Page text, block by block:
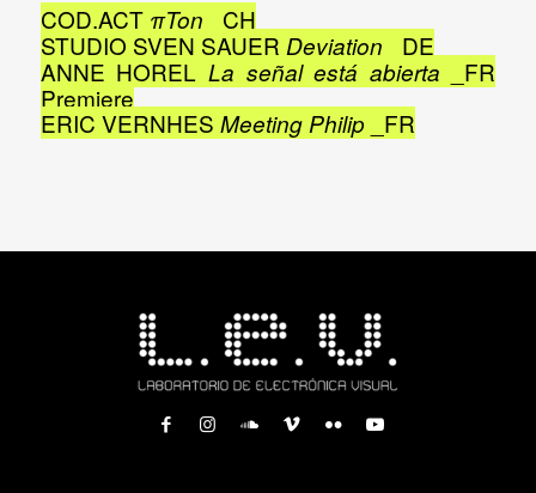
COD.ACT πTon _CH
STUDIO SVEN SAUER Deviation _DE
ANNE HOREL La señal está abierta _FR
Premiere
ERIC VERNHES Meeting Philip_FR